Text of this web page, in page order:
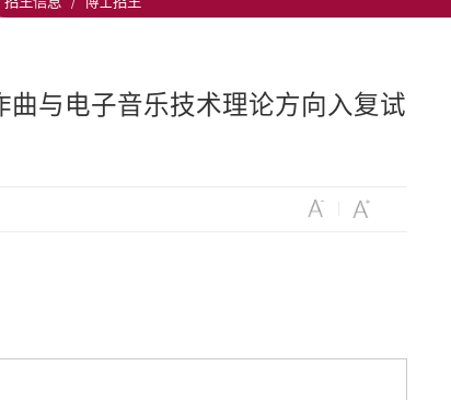
与电子音乐技术理论方向入复试